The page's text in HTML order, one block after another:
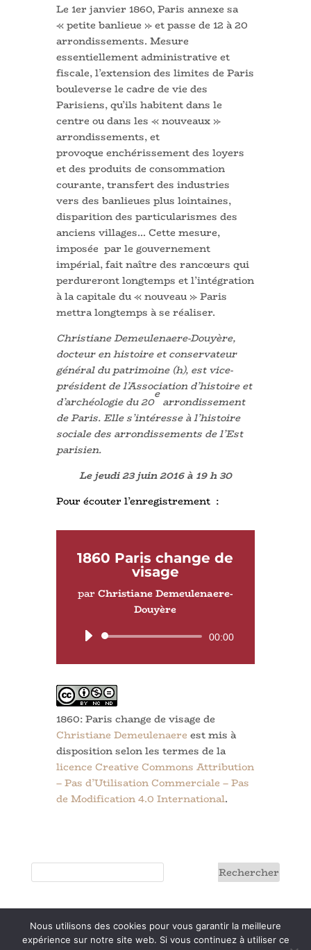
Le 1er janvier 1860, Paris annexe sa
« petite banlieue » et passe de 12 à 20
arrondissements. Mesure
essentiellement administrative et
fiscale, l’extension des limites de Paris
bouleverse le cadre de vie des
Parisiens, qu’ils habitent dans le
centre ou dans les « nouveaux »
arrondissements, et
provoque enchérissement des loyers
et des produits de consommation
courante, transfert des industries
vers des banlieues plus lointaines,
disparition des particularismes des
anciens villages… Cette mesure,
imposée par le gouvernement
impérial, fait naître des rancœurs qui
perdureront longtemps et l’intégration
à la capitale du « nouveau » Paris
mettra longtemps à se réaliser.
Christiane Demeulenaere-Douyère,
docteur en histoire et conservateur
général du patrimoine (h), est vice-
président de l’Association d’histoire et
d’archéologie du 20
e
arrondissement
de Paris. Elle s’intéresse à l’histoire
sociale des arrondissements de l’Est
parisien.
Le jeudi 23 juin 2016 à 19 h 30
Pour écouter l’enregistrement :
1860 Paris change de
visage
parChristiane Demeulenaere-
Douyère
Lecteur
00:00
1860: Paris change de visage de
Christiane Demeulenaere est mis à
disposition selon les termes de la
licence Creative Commons Attribution
– Pas d’Utilisation Commerciale – Pas
de Modification 4.0 International.
Conditions générales
Nous utilisons des cookies pour vous garantir la meilleure
expérience sur notre site web. Si vous continuez à utiliser ce